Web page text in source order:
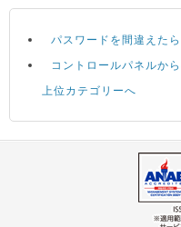
パスワードを間違えた
コントロールパネルか
上位カテゴリーへ